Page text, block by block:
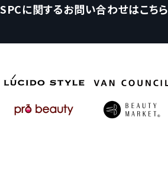
SPCに関するお問い合わせはこちら